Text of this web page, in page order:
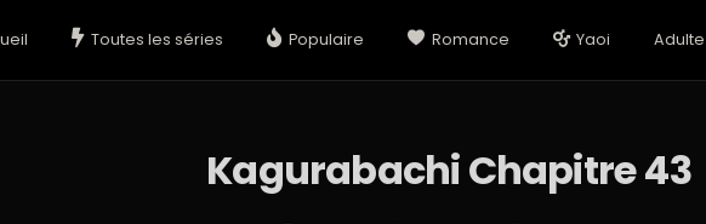
Toutes les séries Populaire Romance Yaoi Adulte
Kagurabachi Chapitre 43